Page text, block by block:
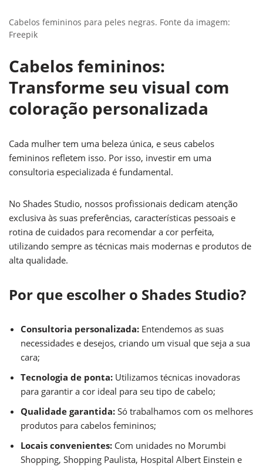
Cabelos femininos para peles negras. Fonte da imagem:
Freepik
Cabelos femininos:
Transforme seu visual com
coloração personalizada
Cada mulher tem uma beleza única, e seus cabelos
femininos refletem isso. Por isso, investir em uma
consultoria especializada é fundamental.
No Shades Studio, nossos profissionais dedicam atenção
exclusiva às suas preferências, características pessoais e
rotina de cuidados para recomendar a cor perfeita,
utilizando sempre as técnicas mais modernas e produtos de
alta qualidade.
Por que escolher o Shades Studio?
Consultoria personalizada: Entendemos as suas
necessidades e desejos, criando um visual que seja a sua
cara;
Tecnologia de ponta: Utilizamos técnicas inovadoras
para garantir a cor ideal para seu tipo de cabelo;
Qualidade garantida: Só trabalhamos com os melhores
produtos para cabelos femininos;
Locais convenientes: Com unidades no Morumbi
Shopping, Shopping Paulista, Hospital Albert Einstein e